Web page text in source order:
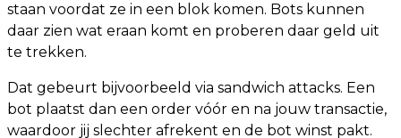
staan voordat ze in een blok komen. Bots kunnen
daar zien wat eraan komt en proberen daar geld uit
te trekken.
Dat gebeurt bijvoorbeeld via sandwich attacks. Een
bot plaatst dan een order vóór en na jouw transactie,
waardoor jij slechter afrekent en de bot winst pakt.